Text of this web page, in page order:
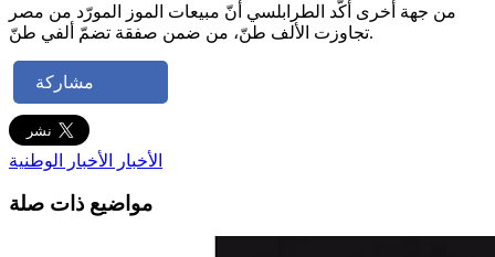
من جهة أخرى أكّد الطرابلسي أنّ مبيعات الموز المورّد من مصر
تجاوزت الألف طنّ، من ضمن صفقة تضمّ ألفي طنّ.
مشاركة
الأخبار الأخبار الوطنية
مواضيع ذات صلة